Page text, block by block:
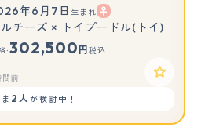
年6月7日 生まれ
チーズ × トイプードル(トイ)
:302,500 円 税込
間前
2人が検討中！